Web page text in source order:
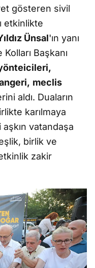
gösteren sivil
etkinlikte
Ünsal'ın yanı
Kolları Başkanı
meclis
aldı. Duaların
karılmaya
i aşkın vatandaşa
birlik ve
zakir